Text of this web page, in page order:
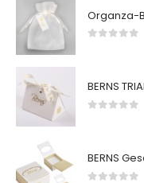
Organza-
BERNS